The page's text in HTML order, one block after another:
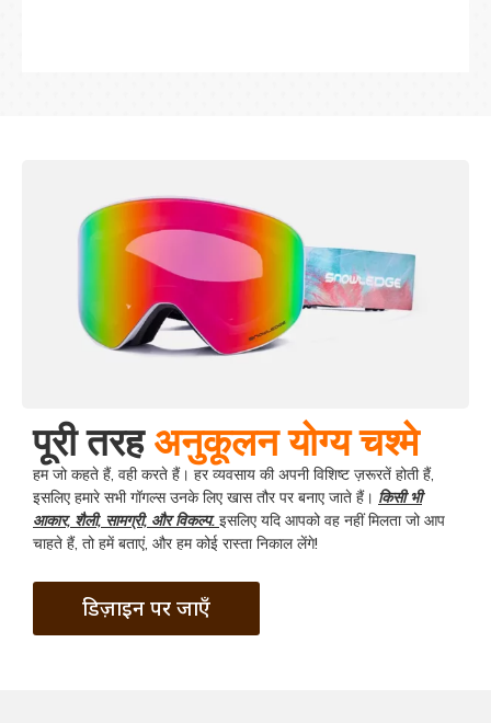
पूरी तरहअनुकूलन योग्य चश्मे
हम जो कहते हैं, वही करते हैं। हर व्यवसाय की अपनी विशिष्ट ज़रूरतें होती हैं,
इसलिए हमारे सभी गॉगल्स उनके लिए खास तौर पर बनाए जाते हैं। किसी भी
आकार, शैली, सामग्री, और विकल्प. इसलिए यदि आपको वह नहीं मिलता जो आप
चाहते हैं, तो हमें बताएं, और हम कोई रास्ता निकाल लेंगे!
डिज़ाइन पर जाएँ